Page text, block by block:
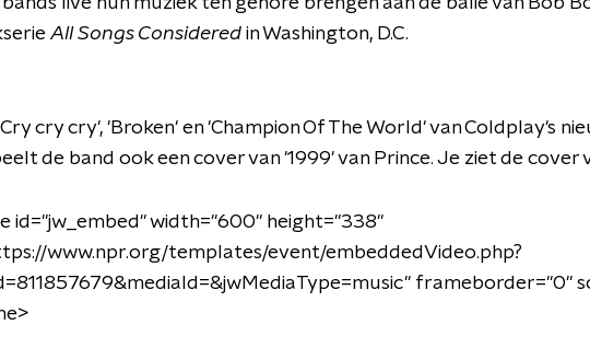
All Songs Considered in Washington, D.C.
cry cry', 'Broken' en 'Champion Of The World' van Coldplay's
de band ook een cover van '1999' van Prince. Je ziet de cover
id="jw_embed" width="600" height="338"
www.npr.org/templates/event/embeddedVideo.php?
frameborder="0"